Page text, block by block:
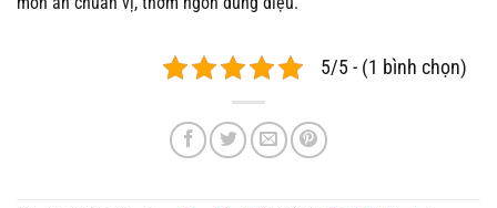
5/5 - (1 bình chọn)